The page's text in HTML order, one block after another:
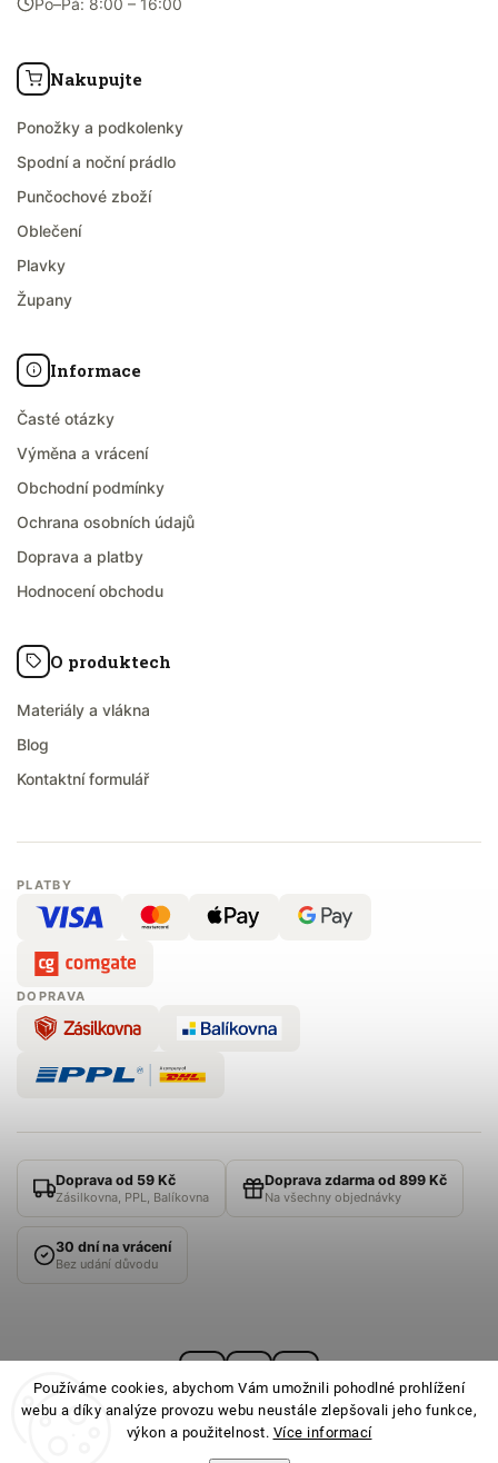
Používáme cookies, abychom Vám umožnili pohodlné prohlížení
webu a díky analýze provozu webu neustále zlepšovali jeho funkce,
výkon a použitelnost. Více informací
Nakupujte
Ponožky a podkolenky
Spodní a noční prádlo
Punčochové zboží
Oblečení
Plavky
Župany
Informace
Časté otázky
Výměna a vrácení
Obchodní podmínky
Ochrana osobních údajů
Doprava a platby
Hodnocení obchodu
O produktech
Materiály a vlákna
Blog
Kontaktní formulář
PLATBY
DOPRAVA
Doprava od 59 Kč
Zásilkovna, PPL, Balíkovna
Doprava zdarma od 899 Kč
Na všechny objednávky
30 dní na vrácení
Bez udání důvodu